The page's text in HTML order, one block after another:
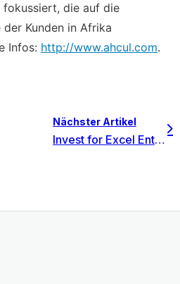
fokussiert, die auf die
Kunden in Afrika
Infos: http://www.ahcul.com.
Nächster Artikel
Invest for Excel Enterprise soll standardmäßig als Investitionsplanungssoftware des Chemiekonzerns CIECH in Polen, Deutschland und Rumänien implementiert werden.